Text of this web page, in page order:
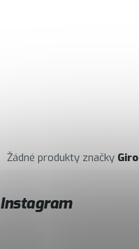
Žádné produkty značky Giro
Instagram